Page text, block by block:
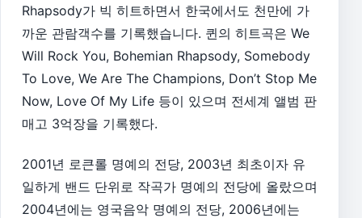
Rhapsody가 빅 히트하면서 한국에서도 천만에 가
까운 관람객수를 기록했습니다. 퀸의 히트곡은 We
Will Rock You, Bohemian Rhapsody, Somebody
To Love, We Are The Champions, Don’t Stop Me
Now, Love Of My Life 등이 있으며 전세계 앨범 판
매고 3억장을 기록했다.
2001년 로큰롤 명예의 전당, 2003년 최초이자 유
일하게 밴드 단위로 작곡가 명예의 전당에 올랐으며
2004년에는 영국음악 명예의 전당, 2006년에는